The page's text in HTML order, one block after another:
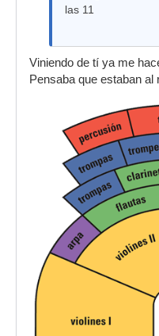
las 11
Viniendo de tí ya me
Pensaba que estaban al